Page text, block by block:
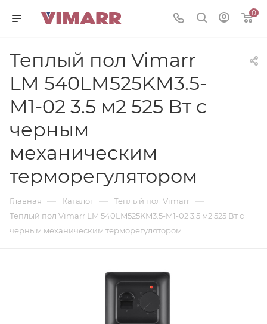
0
Теплый пол Vimarr
LM 540LM525KM3.5-
M1-02 3.5 м2 525 Вт с
черным
механическим
терморегулятором
Главная — Каталог — Теплый пол Vimarr —
Теплый пол Vimarr LM 540LM525KM3.5-M1-02 3.5 м2 525 Вт с
черным механическим терморегулятором